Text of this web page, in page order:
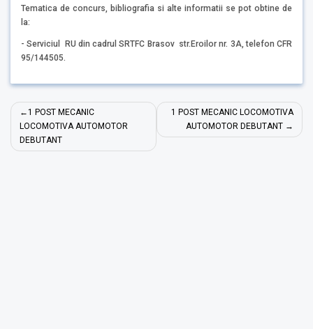
Tematica de concurs, bibliografia si alte informatii se pot obtine de
la:
- Serviciul RU din cadrul SRTFC Brasov str.Eroilor nr. 3A, telefon CFR
95/144505.
Navigare
în
articole
1 POST MECANIC
LOCOMOTIVA AUTOMOTOR
DEBUTANT
1 POST MECANIC LOCOMOTIVA
AUTOMOTOR DEBUTANT